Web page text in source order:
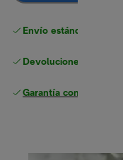
Envío estándar gratuito
Devoluciones gratuitas
Garantía completa